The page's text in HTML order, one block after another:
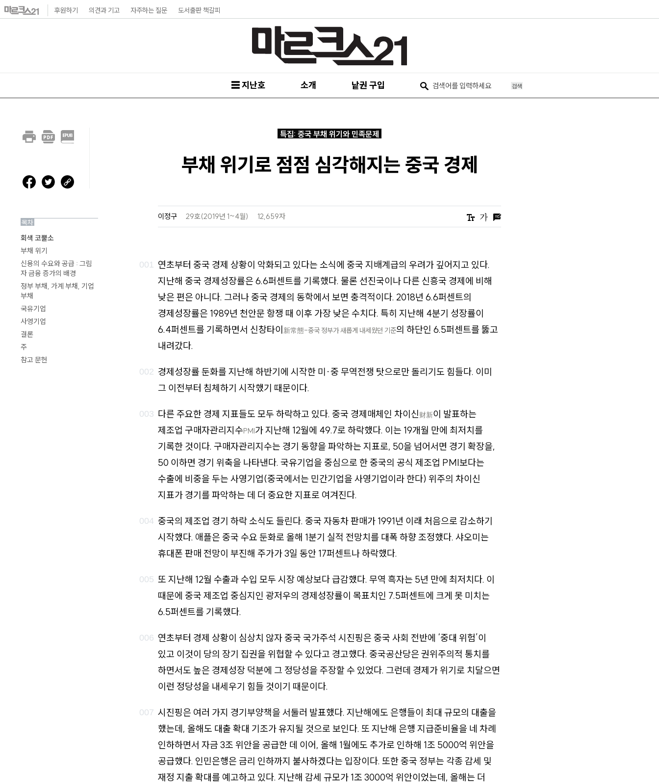
본
메
후원하기 의견과 기고 자주하는 질문 도서출판 책갈피
☰ 지난호 소개 낱권 구입 검색
목차
회색 코뿔소
부채 위기
신용의 수요와 공급 : 그림
자 금융 증가의 배경
정부 부채, 가계 부채, 기업
부채
국유기업
사영기업
결론
주
참고 문헌
특집: 중국 부채 위기와 민족문제
부채 위기로 점점 심각해지는 중국 경제
이정구 29호(2019년 1~4월) 12,659자
연초부터 중국 경제 상황이 악화되고 있다는 소식에 중국 지배계급의 우려가 깊어지고 있다.
지난해 중국 경제성장률은 6.6퍼센트를 기록했다. 물론 선진국이나 다른 신흥국 경제에 비해
낮은 편은 아니다. 그러나 중국 경제의 동학에서 보면 충격적이다. 2018년 6.6퍼센트의
경제성장률은 1989년 천안문 항쟁 때 이후 가장 낮은 수치다. 특히 지난해 4분기 성장률이
6.4퍼센트를 기록하면서 신창타이新常態-중국 정부가 새롭게 내세웠던 기준의 하단인 6.5퍼센트를 뚫고
내려갔다.
경제성장률 둔화를 지난해 하반기에 시작한 미·중 무역전쟁 탓으로만 돌리기도 힘들다. 이미
그 이전부터 침체하기 시작했기 때문이다.
다른 주요한 경제 지표들도 모두 하락하고 있다. 중국 경제매체인 차이신财新이 발표하는
제조업 구매자관리지수PMI가 지난해 12월에 49.7로 하락했다. 이는 19개월 만에 최저치를
기록한 것이다. 구매자관리지수는 경기 동향을 파악하는 지표로, 50을 넘어서면 경기 확장을,
50 이하면 경기 위축을 나타낸다. 국유기업을 중심으로 한 중국의 공식 제조업 PMI보다는
수출에 비중을 두는 사영기업(중국에서는 민간기업을 사영기업이라 한다) 위주의 차이신
지표가 경기를 파악하는 데 더 중요한 지표로 여겨진다.
중국의 제조업 경기 하락 소식도 들린다. 중국 자동차 판매가 1991년 이래 처음으로 감소하기
시작했다. 애플은 중국 수요 둔화로 올해 1분기 실적 전망치를 대폭 하향 조정했다. 샤오미는
휴대폰 판매 전망이 부진해 주가가 3일 동안 17퍼센트나 하락했다.
또 지난해 12월 수출과 수입 모두 시장 예상보다 급감했다. 무역 흑자는 5년 만에 최저치다. 이
때문에 중국 제조업 중심지인 광저우의 경제성장률이 목표치인 7.5퍼센트에 크게 못 미치는
6.5퍼센트를 기록했다.
연초부터 경제 상황이 심상치 않자 중국 국가주석 시진핑은 중국 사회 전반에 ‘중대 위험’이
있고 이것이 당의 장기 집권을 위협할 수 있다고 경고했다. 중국공산당은 권위주의적 통치를
하면서도 높은 경제성장 덕분에 그 정당성을 주장할 수 있었다. 그런데 경제가 위기로 치달으면
이런 정당성을 내세우기 힘들 것이기 때문이다.
시진핑은 여러 가지 경기부양책을 서둘러 발표했다. 지난해에도 은행들이 최대 규모의 대출을
했는데, 올해도 대출 확대 기조가 유지될 것으로 보인다. 또 지난해 은행 지급준비율을 네 차례
인하하면서 자금 3조 위안을 공급한 데 이어, 올해 1월에도 추가로 인하해 1조 5000억 위안을
공급했다. 인민은행은 금리 인하까지 불사하겠다는 입장이다. 또한 중국 정부는 각종 감세 및
재정 지출 확대를 예고하고 있다. 지난해 감세 규모가 1조 3000억 위안이었는데, 올해는 더